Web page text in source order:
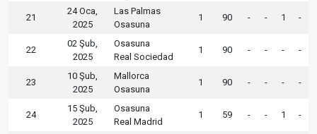
21
24 Oca,
2025
Las Palmas
Osasuna
1 90 - - 1 -
22
02 Şub,
2025
Osasuna
Real Sociedad
1 90 - - - -
23
10 Şub,
2025
Mallorca
Osasuna
1 90 - - - -
24
15 Şub,
2025
Osasuna
Real Madrid
1 59 - - 1 -